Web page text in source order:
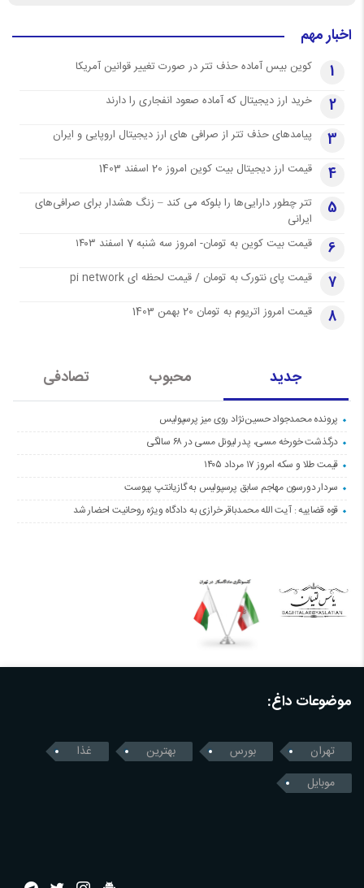
اخبار مهم
1 کوین بیس آماده حذف تتر در صورت تغییر قوانین آمریکا
2 خرید ارز دیجیتال که آماده صعود انفجاری را دارند
3 پیامدهای حذف تتر از صرافی های ارز دیجیتال اروپایی و ایران
4 قیمت ارز دیجیتال بیت کوین امروز 20 اسفند 1403
5
تتر چطور دارایی‌ها را بلوکه می کند – زنگ هشدار برای صرافی‌های
ایرانی
6 قیمت بیت کوین به تومان- امروز سه شنبه 7 اسفند ۱۴۰۳
7 قیمت پای نتورک به تومان / قیمت لحظه ای pi network
8 قیمت امروز اتریوم به تومان 20 بهمن 1403
جدید محبوب تصادفی
پرونده محمدجواد حسین‌نژاد روی میز پرسپولیس
درگذشت خورخه مسی، پدر لیونل مسی در ۶۸ سالگی
قیمت طلا و سکه امروز ۱۷ مرداد ۱۴۰۵
سردار دورسون مهاجم سابق پرسپولیس به گازیانتپ پیوست
قوه قضاییه : آیت الله محمدباقر خرازی به دادگاه ویژه روحانیت احضار شد
موضوعات داغ:
تهران بورس بهترین
غذا
موبایل